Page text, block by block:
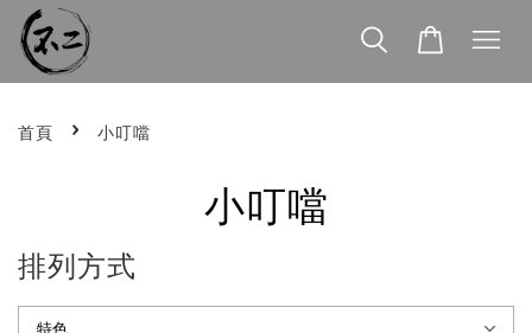
首頁 › 小叮噹
小叮噹
排列方式